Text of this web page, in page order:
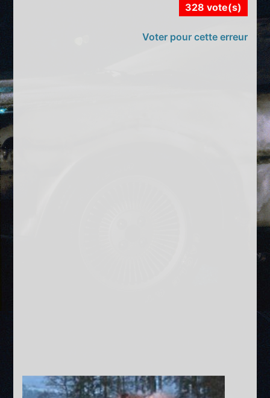
328 vote(s)
Voter pour cette erreur